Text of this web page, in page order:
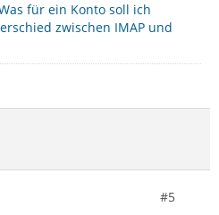
für ein Konto soll ich
zwischen IMAP und
#5